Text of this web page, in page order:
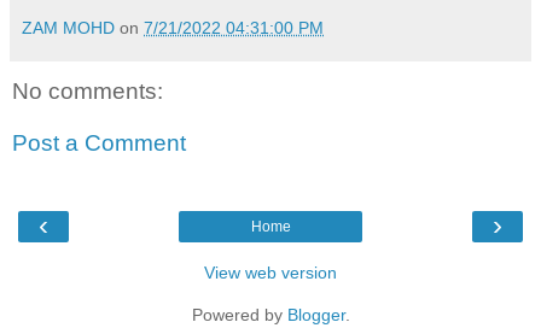
ZAM MOHD on 7/21/2022 04:31:00 PM
No comments:
Post a Comment
‹ ›
Home
View web version
Powered by Blogger.